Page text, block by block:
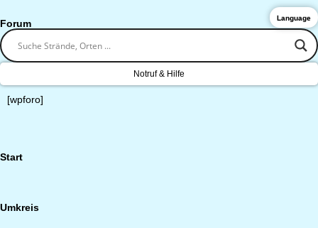
Forum
Notruf & Hilfe
[wpforo]
Start
Umkreis
Language